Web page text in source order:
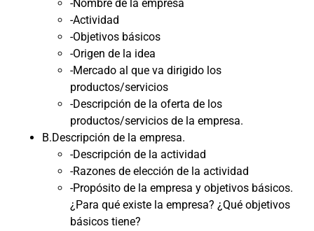
-Nombre de la empresa
-Actividad
-Objetivos básicos
-Origen de la idea
-Mercado al que va dirigido los
productos/servicios
-Descripción de la oferta de los
productos/servicios de la empresa.
B.Descripción de la empresa.
-Descripción de la actividad
-Razones de elección de la actividad
-Propósito de la empresa y objetivos básicos.
¿Para qué existe la empresa? ¿Qué objetivos
básicos tiene?